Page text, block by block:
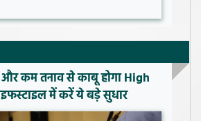
कम तनाव से काबू होगा High
में करें ये बड़े सुधार